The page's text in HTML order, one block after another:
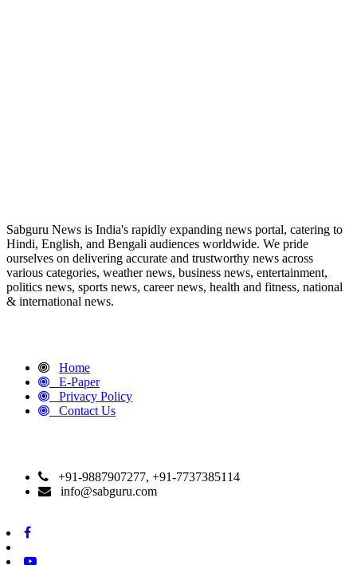
Sabguru News is India's rapidly expanding news portal, catering to
Hindi, English, and Bengali audiences worldwide. We pride
ourselves on delivering accurate and trustworthy news across
various categories, weather news, business news, entertainment,
politics news, sports news, career news, health and fitness, national
& international news.
Home
E-Paper
Privacy Policy
Contact Us
+91-9887907277, +91-7737385114
info@sabguru.com